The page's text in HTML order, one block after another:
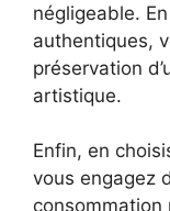
négligeable.
authentiques,
préservation
artistique.
Enfin, en
vous engagez
consommation